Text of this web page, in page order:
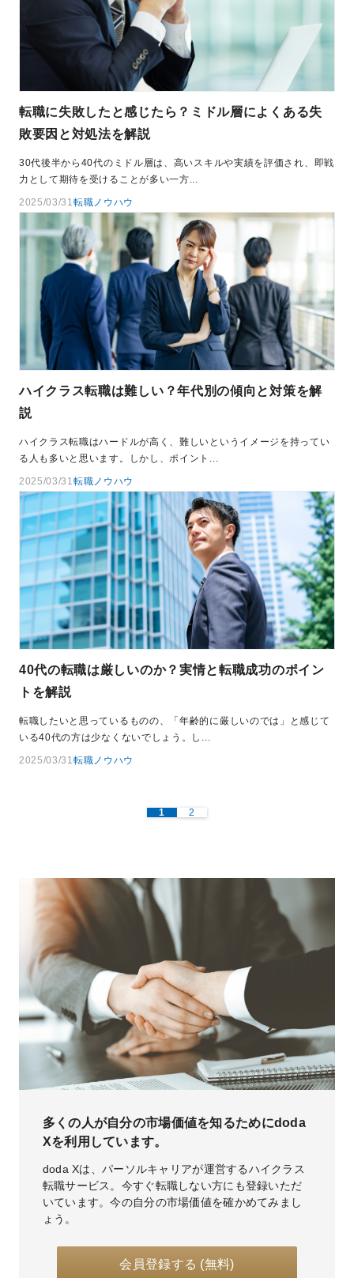
転職に失敗したと感じたら？ミドル層によくある失
敗要因と対処法を解説
30代後半から40代のミドル層は、高いスキルや実績を評価され、即戦
力として期待を受けることが多い一方...
2025/03/31転職ノウハウ
ハイクラス転職は難しい？年代別の傾向と対策を解
説
ハイクラス転職はハードルが高く、難しいというイメージを持ってい
る人も多いと思います。しかし、ポイント...
2025/03/31転職ノウハウ
40代の転職は厳しいのか？実情と転職成功のポイン
トを解説
転職したいと思っているものの、「年齢的に厳しいのでは」と感じて
いる40代の方は少なくないでしょう。し...
2025/03/31転職ノウハウ
1 2
多くの人が自分の市場価値を知るためにdoda
Xを利用しています。
doda Xは、パーソルキャリアが運営するハイクラス
転職サービス。今すぐ転職しない方にも登録いただ
いています。今の自分の市場価値を確かめてみまし
ょう。
会員登録する (無料)